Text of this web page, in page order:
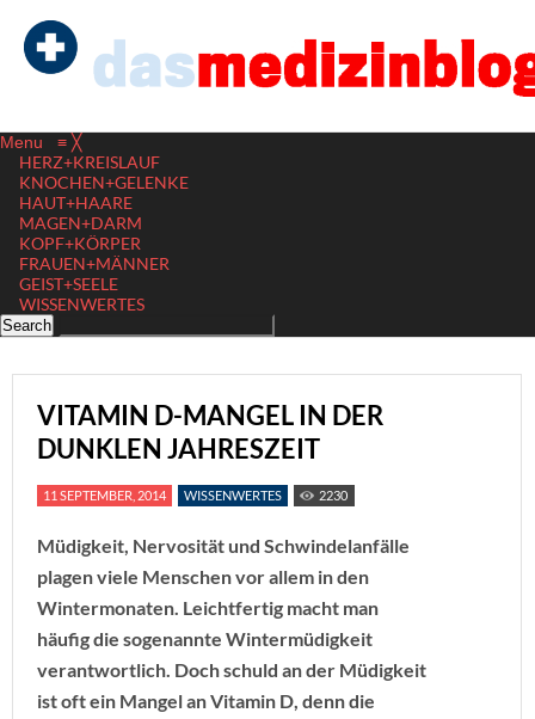
Menu ≡ ╳
HERZ+KREISLAUF
KNOCHEN+GELENKE
HAUT+HAARE
MAGEN+DARM
KOPF+KÖRPER
FRAUEN+MÄNNER
GEIST+SEELE
WISSENWERTES
VITAMIN D-MANGEL IN DER
DUNKLEN JAHRESZEIT
11 SEPTEMBER, 2014 WISSENWERTES 2230
Müdigkeit, Nervosität und Schwindelanfälle
plagen viele Menschen vor allem in den
Wintermonaten. Leichtfertig macht man
häufig die sogenannte Wintermüdigkeit
verantwortlich. Doch schuld an der Müdigkeit
ist oft ein Mangel an Vitamin D, denn die